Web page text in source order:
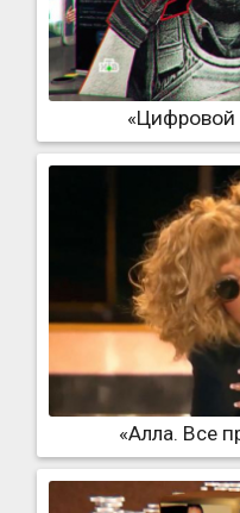
«Цифровой
«Алла. Все